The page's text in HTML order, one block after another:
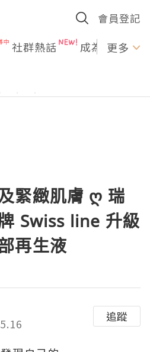
會員登記
社群熱話 成為U更多
緊緻肌膚 ღ 瑞
Swiss line 升級
再生液
追蹤